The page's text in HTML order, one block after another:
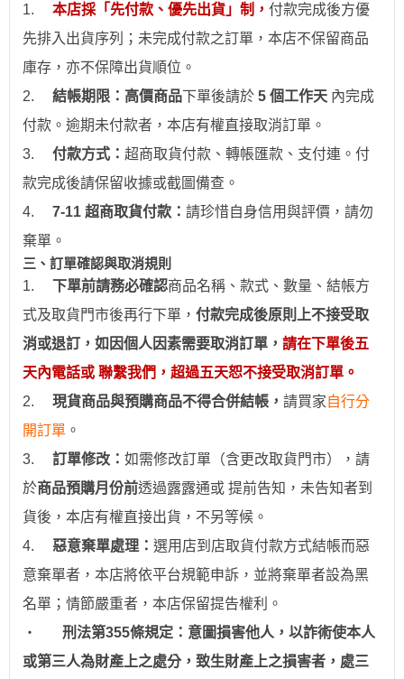
1.
本店採「先付款、優先出貨」制， 付款完成後方優
先排入出貨序列；未完成付款之訂單，本店不保留商品
庫存，亦不保障出貨順位。
2.
結帳期限： 高價商品下單後請於 5 個工作天 內完成
付款。逾期未付款者，本店有權直接取消訂單。
3.
付款方式： 超商取貨付款、 轉帳匯款、支付連。付
款完成後請保留收據或截圖備查。
4.
7-11 超商取貨付款： 請珍惜自身信用與評價，請勿
棄單。
三、訂單確認與取消規則
1.
下單前請務必確認商品名稱、款式、數量、結帳方
式及取貨門市後再行下單， 付款完成後原則上不接受取
消或退訂，如因個人因素需要取消訂單， 請在下單後五
天內電話或 聯繫我們，超過五天恕不接受取消訂單。
2.
現貨商品與預購商品不得合併結帳 ， 請買家自行分
開訂單 。
3.
訂單修改： 如需修改訂單（含更改取貨門市），請
於商品預購月份前透過露露通或 提前告知，未告知者到
貨後，本店有權直接出貨，不另等候。
4.
惡意棄單處理： 選用 店到店取貨付款方式結帳而惡
意棄單者，本店將依平台規範申訴，並將棄單者設為黑
名單；情節嚴重者， 本店保留提告權利 。
‧
刑法第355條規定：意圖損害他人，以詐術使本人
或第三人為財產上之處分，致生財產上之損害者，處三